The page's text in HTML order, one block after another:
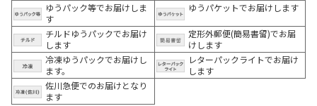
ゆうパック等でお届けしま
す
ゆうパケットでお届けします
チルドゆうパックでお届け
します
定形外郵便(簡易書留)でお届
けします
冷凍ゆうパックでお届けし
ます。
レターパックライトでお届け
します
佐川急便でのお届けとなり
ます